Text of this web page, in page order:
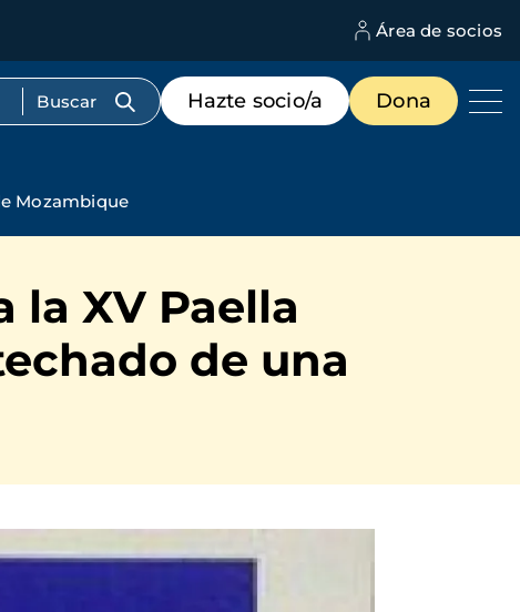
Área de socios
Menú
de
destacados
Hazte socio/a Dona
Mozambique
la XV Paella
de una